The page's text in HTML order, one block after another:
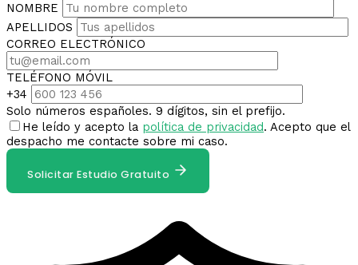
NOMBRE
APELLIDOS
CORREO ELECTRÓNICO
TELÉFONO MÓVIL
+34
Solo números españoles. 9 dígitos, sin el prefijo.
He leído y acepto la política de privacidad. Acepto que el
despacho me contacte sobre mi caso.
Solicitar Estudio Gratuito